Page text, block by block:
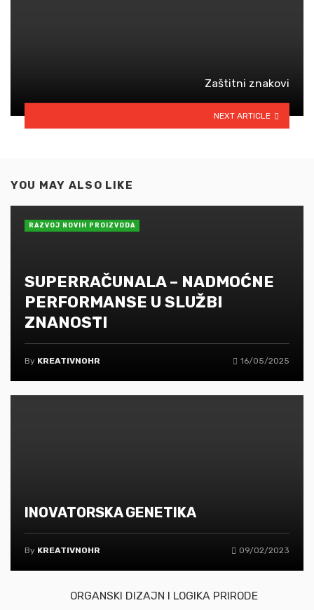
Zaštitni znakovi
NEXT ARTICLE
YOU MAY ALSO LIKE
SUPERRAČUNALA – NADMOĆNE
PERFORMANSE U SLUŽBI
ZNANOSTI
By KREATIVNOHR 16/05/2025
RAZVOJ NOVIH PROIZVODA
INOVATORSKA GENETIKA
By KREATIVNOHR 09/02/2023
ORGANSKI DIZAJN I LOGIKA PRIRODE